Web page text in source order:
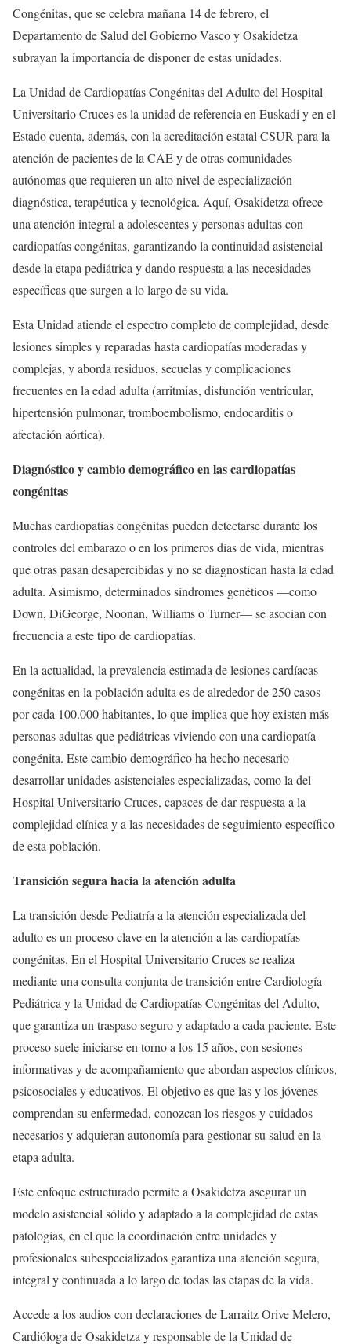
Congénitas, que se celebra mañana 14 de febrero, el
Departamento de Salud del Gobierno Vasco y Osakidetza
subrayan la importancia de disponer de estas unidades.
La Unidad de Cardiopatías Congénitas del Adulto del Hospital
Universitario Cruces es la unidad de referencia en Euskadi y en el
Estado cuenta, además, con la acreditación estatal CSUR para la
atención de pacientes de la CAE y de otras comunidades
autónomas que requieren un alto nivel de especialización
diagnóstica, terapéutica y tecnológica. Aquí, Osakidetza ofrece
una atención integral a adolescentes y personas adultas con
cardiopatías congénitas, garantizando la continuidad asistencial
desde la etapa pediátrica y dando respuesta a las necesidades
específicas que surgen a lo largo de su vida.
Esta Unidad atiende el espectro completo de complejidad, desde
lesiones simples y reparadas hasta cardiopatías moderadas y
complejas, y aborda residuos, secuelas y complicaciones
frecuentes en la edad adulta (arritmias, disfunción ventricular,
hipertensión pulmonar, tromboembolismo, endocarditis o
afectación aórtica).
Diagnóstico y cambio demográfico en las cardiopatías
congénitas
Muchas cardiopatías congénitas pueden detectarse durante los
controles del embarazo o en los primeros días de vida, mientras
que otras pasan desapercibidas y no se diagnostican hasta la edad
adulta. Asimismo, determinados síndromes genéticos —como
Down, DiGeorge, Noonan, Williams o Turner— se asocian con
frecuencia a este tipo de cardiopatías.
En la actualidad, la prevalencia estimada de lesiones cardíacas
congénitas en la población adulta es de alrededor de 250 casos
por cada 100.000 habitantes, lo que implica que hoy existen más
personas adultas que pediátricas viviendo con una cardiopatía
congénita. Este cambio demográfico ha hecho necesario
desarrollar unidades asistenciales especializadas, como la del
Hospital Universitario Cruces, capaces de dar respuesta a la
complejidad clínica y a las necesidades de seguimiento específico
de esta población.
Transición segura hacia la atención adulta
La transición desde Pediatría a la atención especializada del
adulto es un proceso clave en la atención a las cardiopatías
congénitas. En el Hospital Universitario Cruces se realiza
mediante una consulta conjunta de transición entre Cardiología
Pediátrica y la Unidad de Cardiopatías Congénitas del Adulto,
que garantiza un traspaso seguro y adaptado a cada paciente. Este
proceso suele iniciarse en torno a los 15 años, con sesiones
informativas y de acompañamiento que abordan aspectos clínicos,
psicosociales y educativos. El objetivo es que las y los jóvenes
comprendan su enfermedad, conozcan los riesgos y cuidados
necesarios y adquieran autonomía para gestionar su salud en la
etapa adulta.
Este enfoque estructurado permite a Osakidetza asegurar un
modelo asistencial sólido y adaptado a la complejidad de estas
patologías, en el que la coordinación entre unidades y
profesionales subespecializados garantiza una atención segura,
integral y continuada a lo largo de todas las etapas de la vida.
Accede a los audios con declaraciones de Larraitz Orive Melero,
Cardióloga de Osakidetza y responsable de la Unidad de